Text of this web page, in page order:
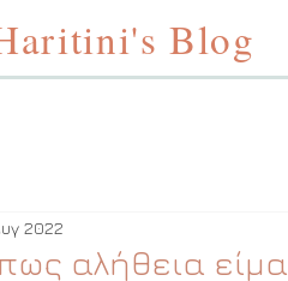
Blog
αλήθεια
2022